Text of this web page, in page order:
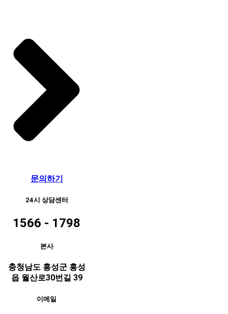
문의하기
24시 상담센터
1566 - 1798
본사
충청남도 홍성군 홍성
읍 월산로30번길 39
이메일